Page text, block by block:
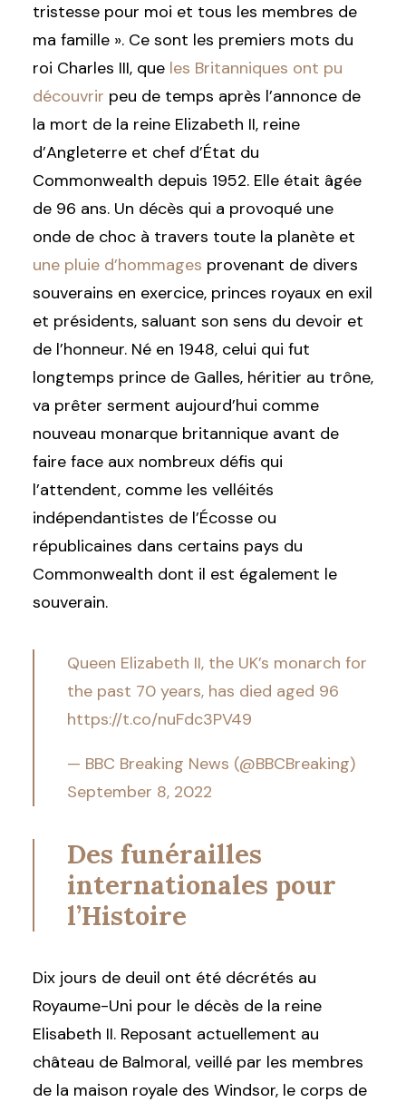
tristesse pour moi et tous les membres de
ma famille ». Ce sont les premiers mots du
roi Charles III, que les Britanniques ont pu
découvrir peu de temps après l’annonce de
la mort de la reine Elizabeth II, reine
d’Angleterre et chef d’État du
Commonwealth depuis 1952. Elle était âgée
de 96 ans. Un décès qui a provoqué une
onde de choc à travers toute la planète et
une pluie d’hommages provenant de divers
souverains en exercice, princes royaux en exil
et présidents, saluant son sens du devoir et
de l’honneur. Né en 1948, celui qui fut
longtemps prince de Galles, héritier au trône,
va prêter serment aujourd’hui comme
nouveau monarque britannique avant de
faire face aux nombreux défis qui
l’attendent, comme les velléités
indépendantistes de l’Écosse ou
républicaines dans certains pays du
Commonwealth dont il est également le
souverain.
Queen Elizabeth II, the UK’s monarch for
the past 70 years, has died aged 96
https://t.co/nuFdc3PV49
— BBC Breaking News (@BBCBreaking)
September 8, 2022
Des funérailles
internationales pour
l’Histoire
Dix jours de deuil ont été décrétés au
Royaume-Uni pour le décès de la reine
Elisabeth II. Reposant actuellement au
château de Balmoral, veillé par les membres
de la maison royale des Windsor, le corps de